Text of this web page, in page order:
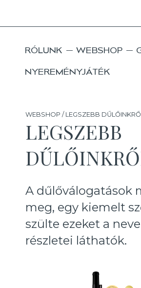
RÓLUNK WEBSHOP
NYEREMÉNYJÁTÉK
WEBSHOP / LEGSZEBB
LEGSZEBB
A dűlőválogatások
meg, egy kiemelt
szülte ezeket a
részletei láthatók.